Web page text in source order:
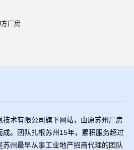
厂房
术有限公司旗下网站，由原苏州厂房
。团队扎根苏州15年，累积服务超过
州最早从事工业地产招商代理的团队